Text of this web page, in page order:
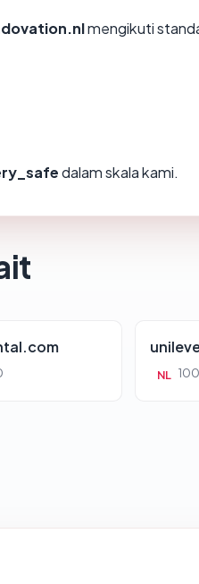
mengikuti
dalam skala kami.
NL